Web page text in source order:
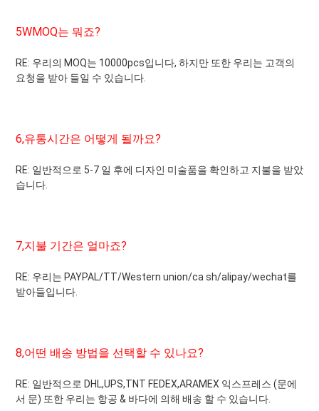
5WMOQ는 뭐죠?
RE: 우리의 MOQ는 10000pcs입니다, 하지만 또한 우리는 고객의
요청을 받아 들일 수 있습니다.
6,유통시간은 어떻게 될까요?
RE: 일반적으로 5-7 일 후에 디자인 미술품을 확인하고 지불을 받았
습니다.
7,지불 기간은 얼마죠?
RE: 우리는 PAYPAL/TT/Western union/ca sh/alipay/wechat를
받아들입니다.
8,어떤 배송 방법을 선택할 수 있나요?
RE: 일반적으로 DHL,UPS,TNT FEDEX,ARAMEX 익스프레스 (문에
서 문) 또한 우리는 항공 & 바다에 의해 배송 할 수 있습니다.